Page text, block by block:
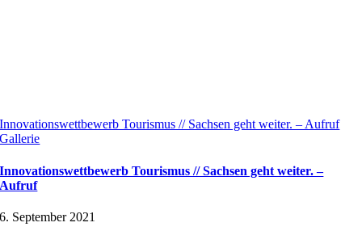
Innovationswettbewerb Tourismus // Sachsen geht weiter. – Aufruf
Gallerie
Innovationswettbewerb Tourismus // Sachsen geht weiter. –
Aufruf
6. September 2021